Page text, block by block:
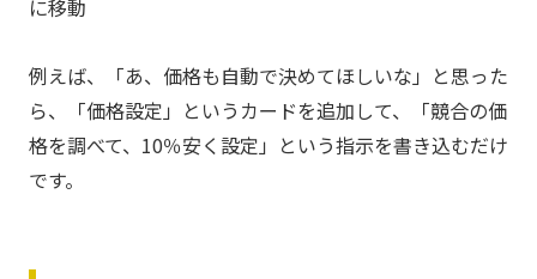
に移動
例えば、「あ、価格も自動で決めてほしいな」と思った
ら、「価格設定」というカードを追加して、「競合の価
格を調べて、10％安く設定」という指示を書き込むだけ
です。